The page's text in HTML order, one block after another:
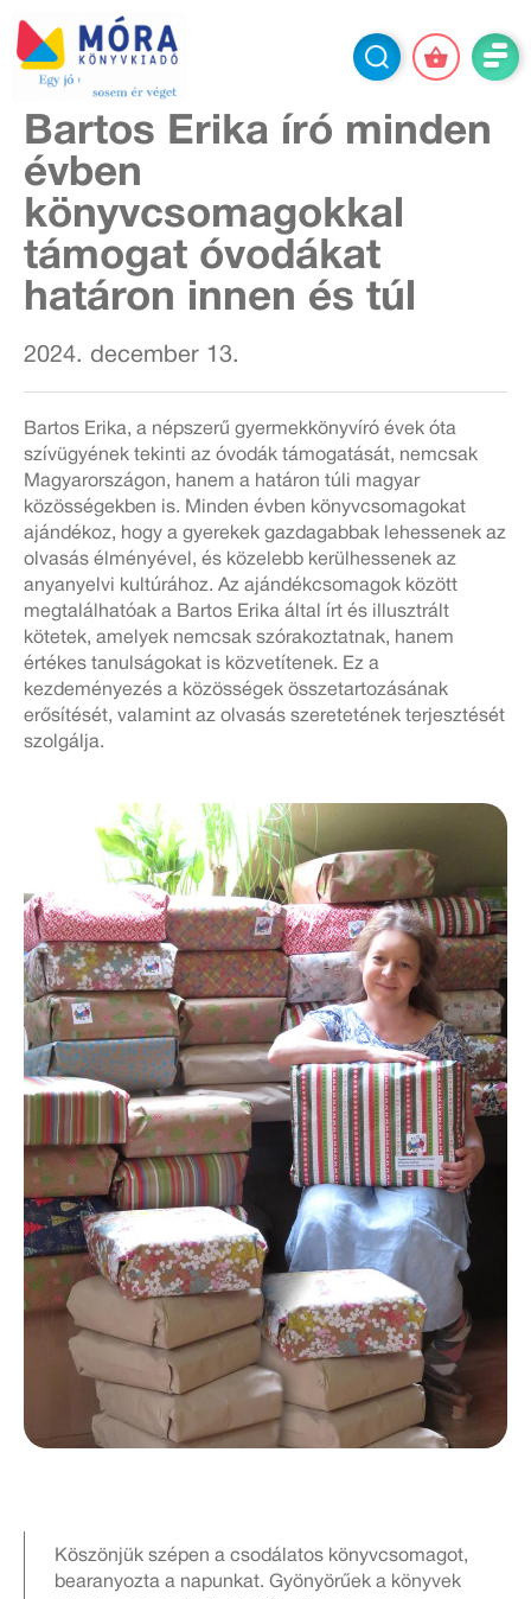
Bartos Erika író minden
évben
könyvcsomagokkal
támogat óvodákat
határon innen és túl
2024. december 13.
Bartos Erika, a népszerű gyermekkönyvíró évek óta
szívügyének tekinti az óvodák támogatását, nemcsak
Magyarországon, hanem a határon túli magyar
közösségekben is. Minden évben könyvcsomagokat
ajándékoz, hogy a gyerekek gazdagabbak lehessenek az
olvasás élményével, és közelebb kerülhessenek az
anyanyelvi kultúrához. Az ajándékcsomagok között
megtalálhatóak a Bartos Erika által írt és illusztrált
kötetek, amelyek nemcsak szórakoztatnak, hanem
értékes tanulságokat is közvetítenek. Ez a
kezdeményezés a közösségek összetartozásának
erősítését, valamint az olvasás szeretetének terjesztését
szolgálja.
Köszönjük szépen a csodálatos könyvcsomagot,
bearanyozta a napunkat. Gyönyörűek a könyvek